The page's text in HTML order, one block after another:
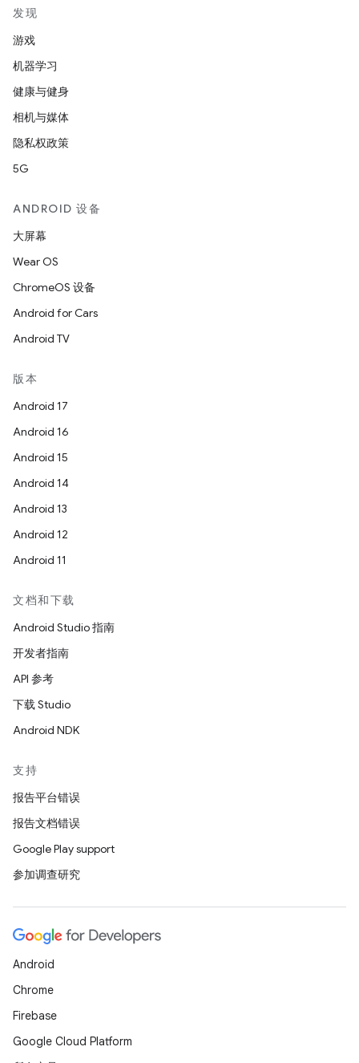
发现
游戏
机器学习
健康与健身
相机与媒体
隐私权政策
5G
ANDROID 设备
大屏幕
Wear OS
ChromeOS 设备
Android for Cars
Android TV
版本
Android 17
Android 16
Android 15
Android 14
Android 13
Android 12
Android 11
文档和下载
Android Studio 指南
开发者指南
API 参考
下载 Studio
Android NDK
支持
报告平台错误
报告文档错误
Google Play support
参加调查研究
Android
Chrome
Firebase
Google Cloud Platform